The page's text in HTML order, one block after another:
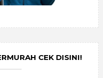
CEK DISINI!